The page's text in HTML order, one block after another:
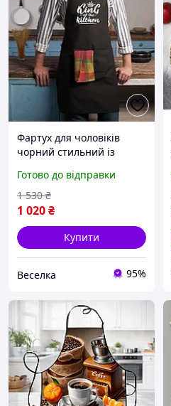
Фартух для чоловіків
чорний стильний із
на кухні зручний і міцний
FLAME
Готово до відправки
1 020₴
1 530 ₴
Купити
Веселка 95%